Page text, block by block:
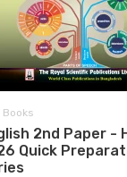
Books
2nd Paper -
Quick